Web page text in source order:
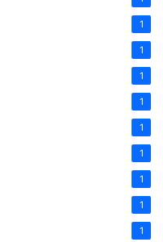
1
1
1
1
1
1
1
1
1